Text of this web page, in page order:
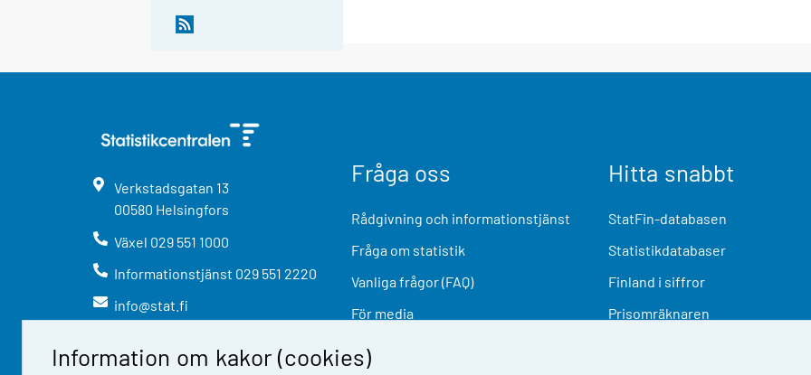
Information om kakor (cookies)
Verkstadsgatan 13
00580 Helsingfors
Växel 029 551 1000
Informationstjänst 029 551 2220
info@stat.fi
Fråga oss
Rådgivning och informationstjänst
Fråga om statistik
Vanliga frågor (FAQ)
För media
Hitta snabbt
StatFin-databasen
Statistikdatabaser
Finland i siffror
Prisomräknaren